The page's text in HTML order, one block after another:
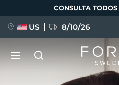
principal
CONSULTA
US 8/10/26